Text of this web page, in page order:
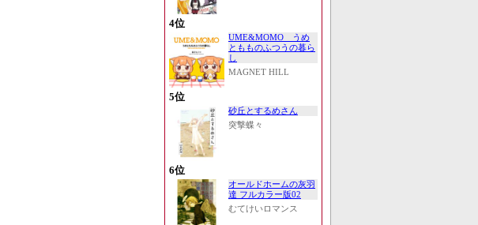
4位
UME&MOMO うめ
ともものふつうの暮ら
し
MAGNET HILL
5位
砂丘とするめさん
突撃蝶々
6位
オールドホームの灰羽
達 フルカラー版02
むてけいロマンス